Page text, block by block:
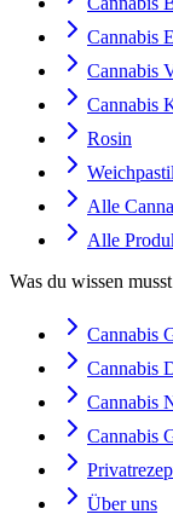
Cannabis
Cannabis
Cannabis
Rosin
Alle
Alle
Was du wissen musst
Cannabis
Cannabis
Cannabis
Cannabis
Über uns